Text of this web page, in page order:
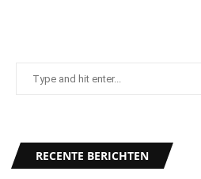
De pragmatische route
RECENTE BERICHTEN